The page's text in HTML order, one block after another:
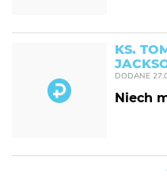
KS.
DODANE
Niech